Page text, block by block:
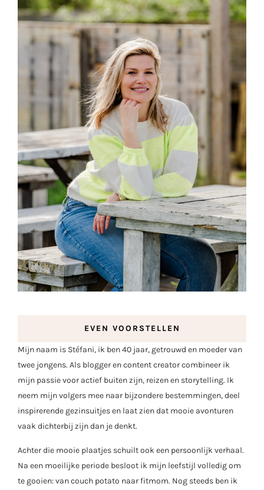
EVEN VOORSTELLEN
Mijn naam is Stéfani, ik ben 40 jaar, getrouwd en moeder van
twee jongens. Als blogger en content creator combineer ik
mijn passie voor actief buiten zijn, reizen en storytelling. Ik
neem mijn volgers mee naar bijzondere bestemmingen, deel
inspirerende gezinsuitjes en laat zien dat mooie avonturen
vaak dichterbij zijn dan je denkt.
Achter die mooie plaatjes schuilt ook een persoonlijk verhaal.
Na een moeilijke periode besloot ik mijn leefstijl volledig om
te gooien: van couch potato naar fitmom. Nog steeds ben ik